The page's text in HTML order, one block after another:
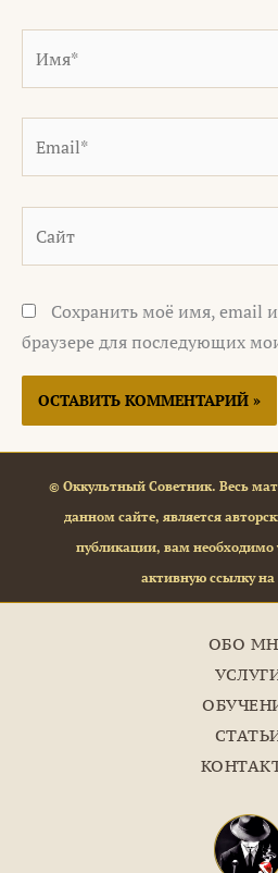
Сохранить моё имя, email и
браузере для последующих
© Оккультный Советник. Весь
данном сайте, является
публикации, вам необходимо
активную ссылку на
ОБО